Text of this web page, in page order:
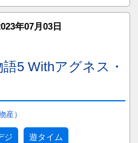
年07月03日
5 Withアグネス・
産）
ジ 遊タイム